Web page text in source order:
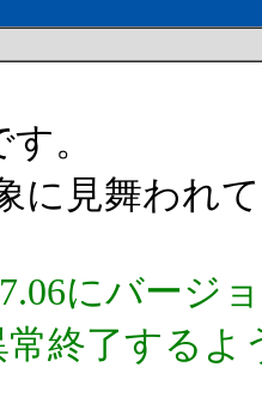
。
に見舞われ
にバージ
常終了するよ